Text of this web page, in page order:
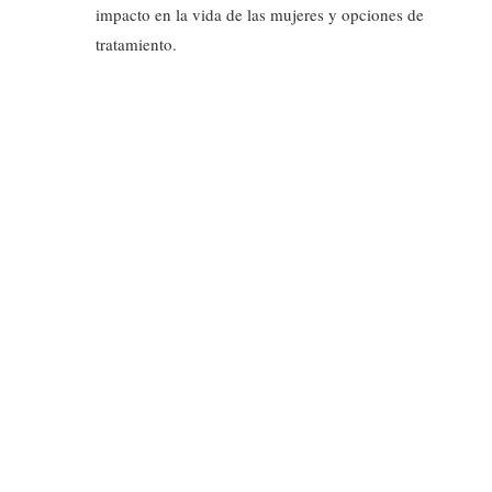
impacto en la vida de las mujeres y opciones de
tratamiento.